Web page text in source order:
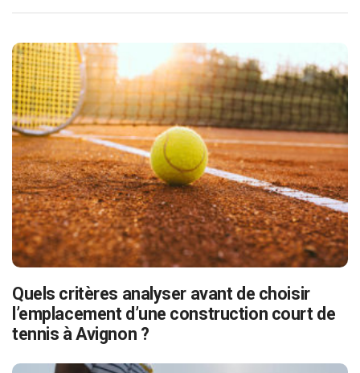
Quels critères analyser avant de choisir
l’emplacement d’une construction court de
tennis à Avignon ?